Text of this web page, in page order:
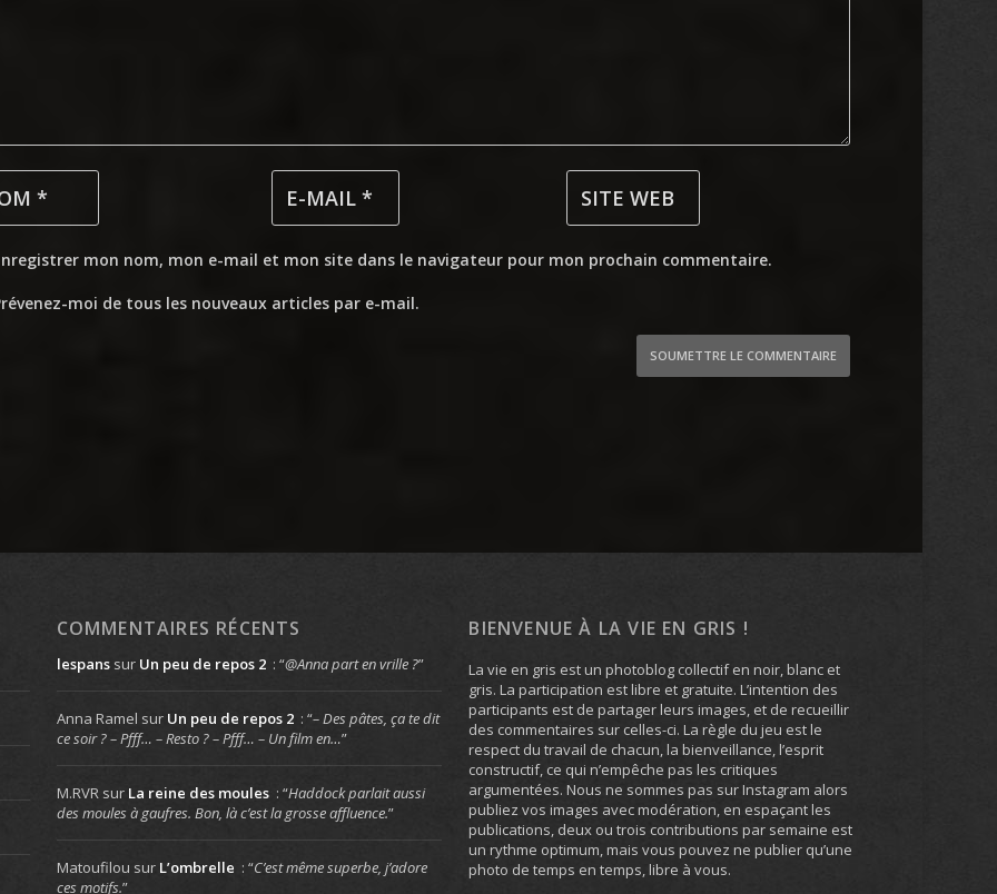
mon nom, mon e-mail et mon site dans le navigateur pour mon prochain commentaire.
moi de tous les nouveaux articles par e-mail.
SOUMETTRE LE COMMENTAIRE
COMMENTAIRES RÉCENTS
lespanssur Un peu de repos 2 : “@Anna part en vrille ?”
Anna Ramel sur Un peu de repos 2 : “– Des pâtes, ça te dit
ce soir ? – Pfff… – Resto ? – Pfff… – Un film en…”
M.RVRsur La reine des moules : “Haddock parlait aussi
des moules à gaufres. Bon, là c’est la grosse affluence.”
Matoufilou sur L’ombrelle : “C’est même superbe, j’adore
ces motifs.”
BIENVENUE À LA VIE EN GRIS !
La vie en gris est un photoblog collectif en noir, blanc et
gris. La participation est libre et gratuite. L’intention des
participants est de partager leurs images, et de recueillir
des commentaires sur celles-ci. La règle du jeu est le
respect du travail de chacun, la bienveillance, l’esprit
constructif, ce qui n’empêche pas les critiques
argumentées. Nous ne sommes pas sur Instagram alors
publiez vos images avec modération, en espaçant les
publications, deux ou trois contributions par semaine est
un rythme optimum, mais vous pouvez ne publier qu’une
photo de temps en temps, libre à vous.